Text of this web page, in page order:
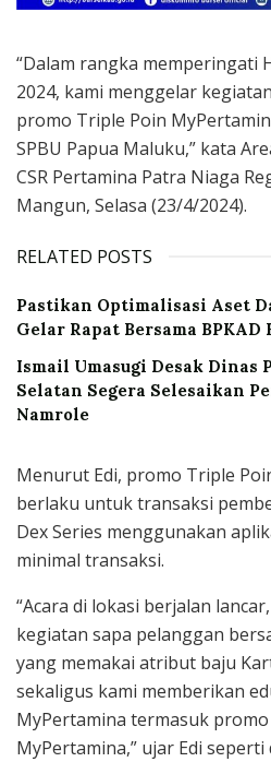
“Dalam rangka memperingati
2024, kami menggelar
promo Triple Poin
SPBU Papua Maluku,” kata
CSR Pertamina Patra Niaga
Mangun, Selasa (23/4/2024).
RELATED POSTS
Pastikan Optimalisasi Aset
Gelar Rapat Bersama BPKAD
Ismail Umasugi Desak Dinas
Selatan Segera Selesaikan
Namrole
Menurut Edi, promo Triple
berlaku untuk transaksi
Dex Series menggunakan
minimal transaksi.
“Acara di lokasi berjalan
kegiatan sapa pelanggan
yang memakai atribut baju
sekaligus kami memberikan
MyPertamina termasuk
MyPertamina,” ujar Edi